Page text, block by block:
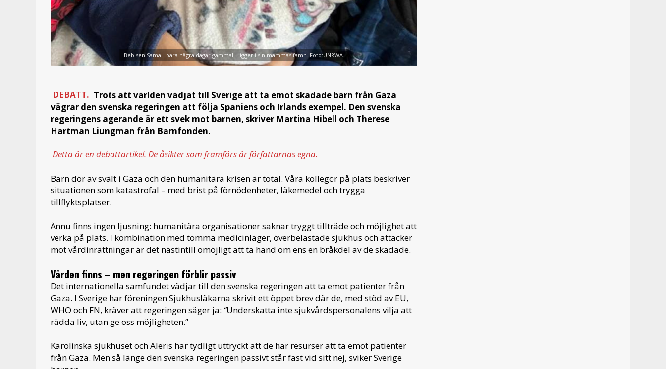
Bebisen Sama - bara några dagar gammal - ligger i sin mammas famn. Foto:UNRWA.
DEBATT. Trots att världen vädjat till Sverige att ta emot skadade barn från Gaza
vägrar den svenska regeringen att följa Spaniens och Irlands exempel. Den svenska
regeringens agerande är ett svek mot barnen, skriver Martina Hibell och Therese
Hartman Liungman från Barnfonden.
Detta är en debattartikel. De åsikter som framförs är författarnas egna.
Barn dör av svält i Gaza och den humanitära krisen är total. Våra kollegor på plats beskriver
situationen som katastrofal – med brist på förnödenheter, läkemedel och trygga
tillflyktsplatser.
Ännu finns ingen ljusning: humanitära organisationer saknar tryggt tillträde och möjlighet att
verka på plats. I kombination med tomma medicinlager, överbelastade sjukhus och attacker
mot vårdinrättningar är det nästintill omöjligt att ta hand om ens en bråkdel av de skadade.
Vården finns – men regeringen förblir passiv
Det internationella samfundet vädjar till den svenska regeringen att ta emot patienter från
Gaza. I Sverige har föreningen Sjukhusläkarna skrivit ett öppet brev där de, med stöd av EU,
WHO och FN, kräver att regeringen säger ja: “Underskatta inte sjukvårdspersonalens vilja att
rädda liv, utan ge oss möjligheten.”
Karolinska sjukhuset och Aleris har tydligt uttryckt att de har resurser att ta emot patienter
från Gaza. Men så länge den svenska regeringen passivt står fast vid sitt nej, sviker Sverige